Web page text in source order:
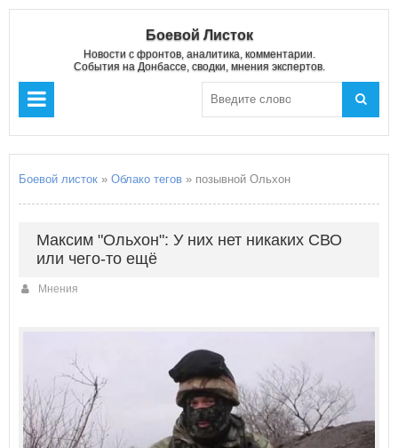
Боевой Листок
Новости с фронтов, аналитика, комментарии.
События на Донбассе, сводки, мнения экспертов.
Боевой листок » Облако тегов » позывной Ольхон
Максим "Ольхон": У них нет никаких СВО
или чего-то ещё
Мнения